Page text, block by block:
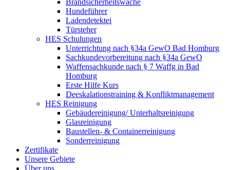
Brandsicherheitswache
Hundeführer
Ladendetektei
Türsteher
HES Schulungen
Unterrichtung nach §34a GewO Bad Homburg
Sachkundevorbereitung nach §34a GewO
Waffensachkunde nach § 7 Waffg in Bad
Homburg
Erste Hilfe Kurs
Deeskalationstraining & Konfliktmanagement
HES Reinigung
Gebäudereinigung/ Unterhaltsreinigung
Glasreinigung
Baustellen- & Containerreinigung
Sonderreinigung
Zertifikate
Unsere Gebiete
Über uns